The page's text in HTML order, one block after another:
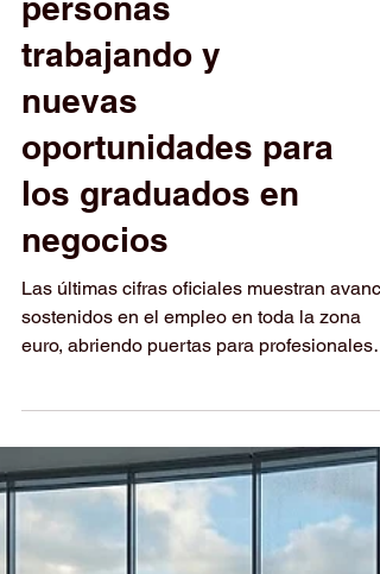
europeo sigue
creciendo: ya hay
176 millones de
personas
trabajando y
nuevas
oportunidades para
los graduados en
Las últimas cifras oficiales muestran
sostenidos en el empleo en toda la zona
euro, abriendo puertas para profesionales
cualificados y futuros líderes empresariales.
Las cifras oficiales más recientes que